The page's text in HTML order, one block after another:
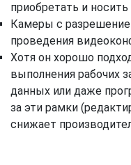
приобретать и
Камеры с
проведения
Хотя он хорошо
выполнения рабочих
данных или даже
за эти рамки
снижает